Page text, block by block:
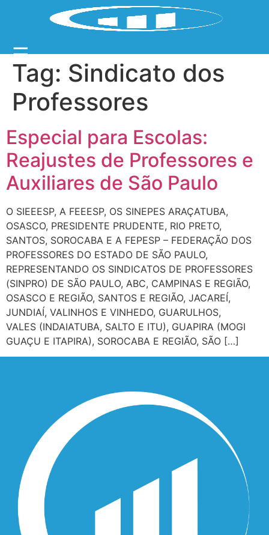
☰
Tag: Sindicato dos
Professores
Especial para Escolas:
Reajustes de Professores e
Auxiliares de São Paulo
O SIEEESP, A FEEESP, OS SINEPES ARAÇATUBA,
OSASCO, PRESIDENTE PRUDENTE, RIO PRETO,
SANTOS, SOROCABA E A FEPESP – FEDERAÇÃO DOS
PROFESSORES DO ESTADO DE SÃO PAULO,
REPRESENTANDO OS SINDICATOS DE PROFESSORES
(SINPRO) DE SÃO PAULO, ABC, CAMPINAS E REGIÃO,
OSASCO E REGIÃO, SANTOS E REGIÃO, JACAREÍ,
JUNDIAÍ, VALINHOS E VINHEDO, GUARULHOS,
VALES (INDAIATUBA, SALTO E ITU), GUAPIRA (MOGI
GUAÇU E ITAPIRA), SOROCABA E REGIÃO, SÃO […]